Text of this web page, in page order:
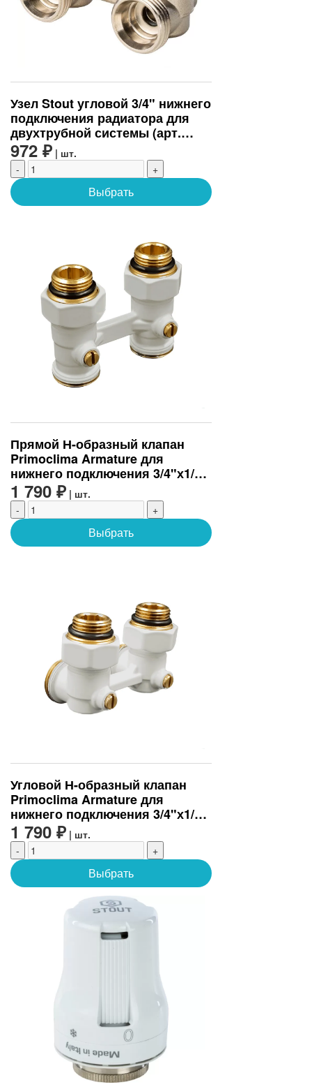
Узел Stout угловой 3/4" нижнего
подключения радиатора для
двухтрубной системы (арт.
SVH-0004-000020)
972 ₽ | шт.
-
+
Выбрать
Прямой Н-образный клапан
Primoclima Armature для
нижнего подключения 3/4"х1/2",
белый
1 790 ₽ | шт.
-
+
Выбрать
Угловой Н-образный клапан
Primoclima Armature для
нижнего подключения 3/4"х1/2",
белый
1 790 ₽ | шт.
-
+
Выбрать